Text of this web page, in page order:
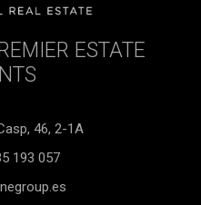
ESTATE
46, 2-1A
193 057